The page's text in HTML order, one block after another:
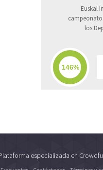
Euskal
los
especializada en